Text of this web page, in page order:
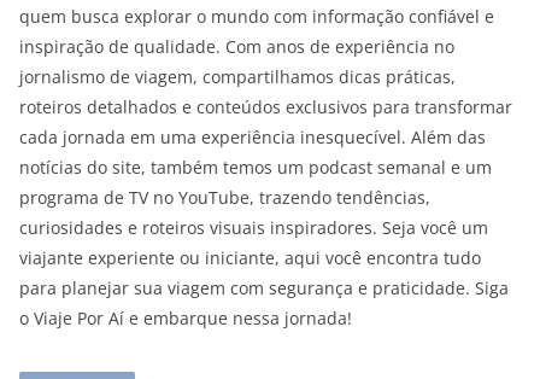
quem busca explorar o mundo com informação confiável e
inspiração de qualidade. Com anos de experiência no
jornalismo de viagem, compartilhamos dicas práticas,
roteiros detalhados e conteúdos exclusivos para transformar
cada jornada em uma experiência inesquecível. Além das
notícias do site, também temos um podcast semanal e um
programa de TV no YouTube, trazendo tendências,
curiosidades e roteiros visuais inspiradores. Seja você um
viajante experiente ou iniciante, aqui você encontra tudo
para planejar sua viagem com segurança e praticidade. Siga
o Viaje Por Aí e embarque nessa jornada!